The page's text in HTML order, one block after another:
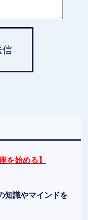
信
を始める】
知識やマインドを